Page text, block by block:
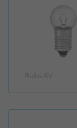
Bulbs 6V